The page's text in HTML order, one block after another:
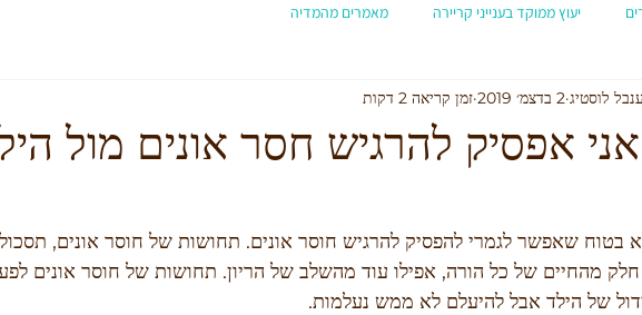
יעוץ ממוקד בענייני קריירה מאמרים מהמדיה
אפסיק להרגיש חסר אונים מול
לוסטיג 2 בדצמ׳ 2019 זמן קריאה 2 דקות
בטוח שאפשר לגמרי להפסיק להרגיש חוסר אונים. תחושות של חוסר אונים,
חלק מהחיים של כל הורה, אפילו עוד מהשלב של הריון. תחושות של חוסר אונים
של הילד אבל להיעלם לא ממש נעלמות.